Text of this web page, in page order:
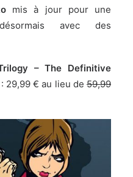
mis à jour pour une
avec des
– The Definitive
29,99 € au lieu de 59,99